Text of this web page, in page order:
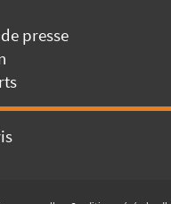
presse